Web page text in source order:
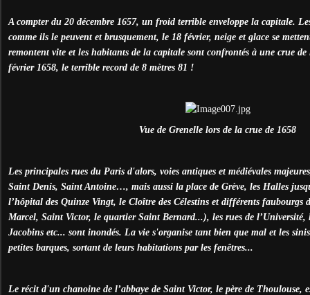
A compter du 20 décembre 1657, un froid terrible enveloppe la capitale.
comme ils le peuvent et brusquement, le 18 février, neige et glace se
remontent vite et les habitants de la capitale sont confrontés à une crue
février 1658, le terrible record de 8 mètres 81 !
Vue de Grenelle lors de la crue de 1658
Les principales rues du Paris d'alors, voies antiques et médiévales
Saint Denis, Saint Antoine…, mais aussi la place de Grève, les Halles
l’hôpital des Quinze Vingt, le Cloître des Célestins et différents faubourgs
Marcel, Saint Victor, le quartier Saint Bernard...), les rues de
Jacobins etc... sont inondés. La vie s'organise tant bien que mal et les
petites barques, sortant de leurs habitations par les fenêtres...
Le récit d'un chanoine de l’abbaye de Saint Victor, le père de Thoulouse,